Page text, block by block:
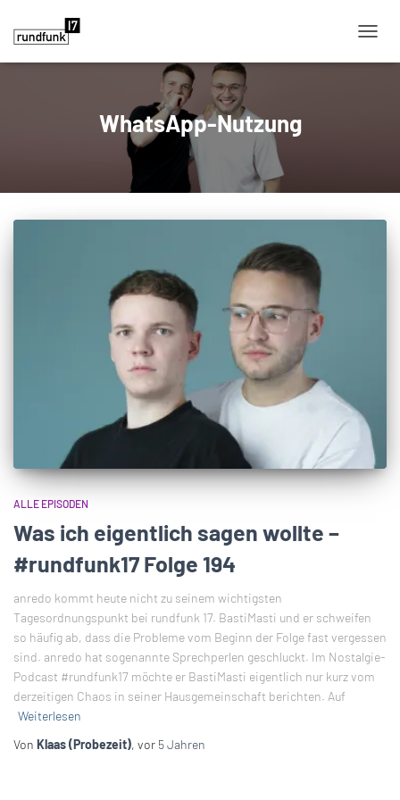
WhatsApp-Nutzung
ALLE EPISODEN
Was ich eigentlich sagen wollte –
#rundfunk17 Folge 194
anredo kommt heute nicht zu seinem wichtigsten
Tagesordnungspunkt bei rundfunk 17. BastiMasti und er schweifen
so häufig ab, dass die Probleme vom Beginn der Folge fast vergessen
sind. anredo hat sogenannte Sprechperlen geschluckt. Im Nostalgie-
Podcast #rundfunk17 möchte er BastiMasti eigentlich nur kurz vom
derzeitigen Chaos in seiner Hausgemeinschaft berichten. Auf
Weiterlesen
Von Klaas (Probezeit), vor 5 Jahren